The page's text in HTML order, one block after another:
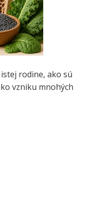
rodine, ako sú
vzniku mnohých